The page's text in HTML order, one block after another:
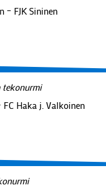
– FJK Sininen
tekonurmi
Haka j. Valkoinen